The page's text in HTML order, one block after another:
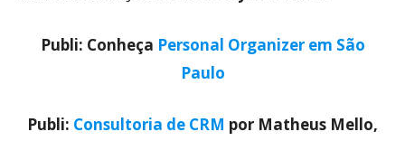
Publi: Conheça Personal Organizer em São
Paulo
Publi: Consultoria de CRM por Matheus Mello,